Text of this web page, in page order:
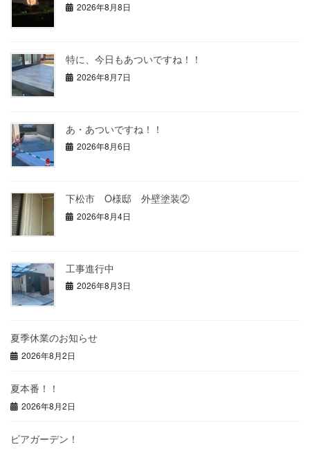
2026年8月8日
特に、今日もあついですね！！
2026年8月7日
あ・あついですね！！
2026年8月6日
下松市 O様邸 外壁塗装②
2026年8月4日
工事進行中
2026年8月3日
夏季休業のお知らせ
2026年8月2日
夏本番！！
2026年8月2日
ビアガーデン！